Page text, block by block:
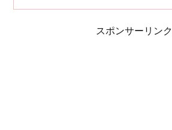
スポンサーリンク